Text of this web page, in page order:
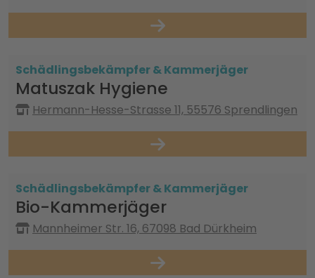
Schädlingsbekämpfer & Kammerjäger
Matuszak Hygiene
Hermann-Hesse-Strasse 11, 55576 Sprendlingen
Schädlingsbekämpfer & Kammerjäger
Bio-Kammerjäger
Mannheimer Str. 16, 67098 Bad Dürkheim